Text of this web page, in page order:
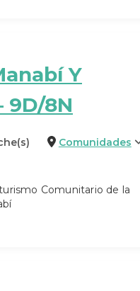
Y
9D/8N
Comunidades
Comunitario de la